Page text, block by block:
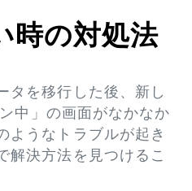
時の対処法
タを移行した後、新し
中」の画面がなかなか
ようなトラブルが起き
解決方法を見つけるこ